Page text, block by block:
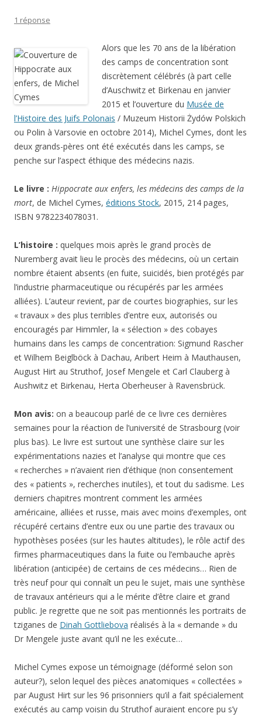
1 réponse
Alors que les 70 ans de la libération
des camps de concentration sont
discrètement célébrés (à part celle
d’Auschwitz et Birkenau en janvier
2015 et l’ouverture du Musée de
l’Histoire des Juifs Polonais / Muzeum Historii Żydów Polskich
ou Polin à Varsovie en octobre 2014), Michel Cymes, dont les
deux grands-pères ont été exécutés dans les camps, se
penche sur l’aspect éthique des médecins nazis.
Le livre : Hippocrate aux enfers, les médecins des camps de la
mort, de Michel Cymes, éditions Stock, 2015, 214 pages,
ISBN 9782234078031.
L’histoire : quelques mois après le grand procès de
Nuremberg avait lieu le procès des médecins, où un certain
nombre étaient absents (en fuite, suicidés, bien protégés par
l’industrie pharmaceutique ou récupérés par les armées
alliées). L’auteur revient, par de courtes biographies, sur les
« travaux » des plus terribles d’entre eux, autorisés ou
encouragés par Himmler, la « sélection » des cobayes
humains dans les camps de concentration: Sigmund Rascher
et Wilhem Beiglböck à Dachau, Aribert Heim à Mauthausen,
August Hirt au Struthof, Josef Mengele et Carl Clauberg à
Aushwitz et Birkenau, Herta Oberheuser à Ravensbrück.
Mon avis: on a beaucoup parlé de ce livre ces dernières
semaines pour la réaction de l’université de Strasbourg (voir
plus bas). Le livre est surtout une synthèse claire sur les
expérimentations nazies et l’analyse qui montre que ces
« recherches » n’avaient rien d’éthique (non consentement
des « patients », recherches inutiles), et tout du sadisme. Les
derniers chapitres montrent comment les armées
américaine, alliées et russe, mais avec moins d’exemples, ont
récupéré certains d’entre eux ou une partie des travaux ou
hypothèses posées (sur les hautes altitudes), le rôle actif des
firmes pharmaceutiques dans la fuite ou l’embauche après
libération (anticipée) de certains de ces médecins… Rien de
très neuf pour qui connaît un peu le sujet, mais une synthèse
de travaux antérieurs qui a le mérite d’être claire et grand
public. Je regrette que ne soit pas mentionnés les portraits de
tziganes de Dinah Gottliebova réalisés à la « demande » du
Dr Mengele juste avant qu’il ne les exécute…
Michel Cymes expose un témoignage (déformé selon son
auteur?), selon lequel des pièces anatomiques « collectées »
par August Hirt sur les 96 prisonniers qu’il a fait spécialement
exécutés au camp voisin du Struthof auraient encore pu s’y